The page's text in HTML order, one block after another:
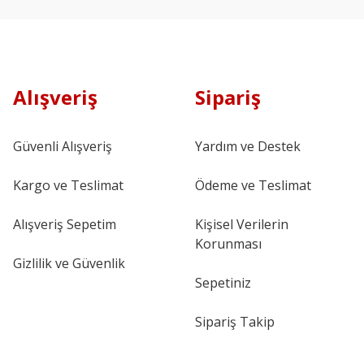
Alışveriş
Güvenli Alışveriş
Kargo ve Teslimat
Alışveriş Sepetim
Gizlilik ve Güvenlik
Sipariş
Yardım ve Destek
Ödeme ve Teslimat
Kişisel Verilerin
Korunması
Sepetiniz
Sipariş Takip